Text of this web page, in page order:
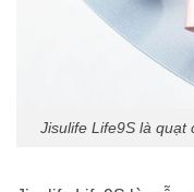
Jisulife Life9S là quạt